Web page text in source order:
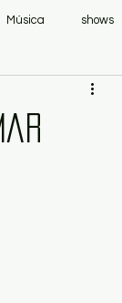
Música shows